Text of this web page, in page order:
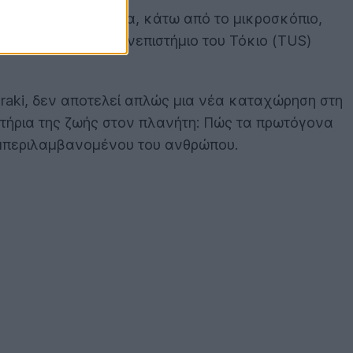
αθόρυβα, κάτω από το μικροσκόπιο,
από το Πανεπιστήμιο του Τόκιο (TUS)
δεν αποτελεί απλώς μια νέα καταχώρηση στη
της ζωής στον πλανήτη: Πώς τα πρωτόγονα
του ανθρώπου.